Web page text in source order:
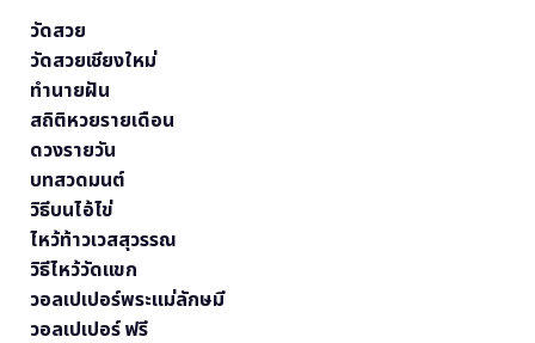
วัดสวย
วัดสวยเชียงใหม่
ทำนายฝัน
สถิติหวยรายเดือน
ดวงรายวัน
บทสวดมนต์
วิธีบนไอ้ไข่
ไหว้ท้าวเวสสุวรรณ
วิธีไหว้วัดแขก
วอลเปเปอร์พระแม่ลักษมี
วอลเปเปอร์ ฟรี